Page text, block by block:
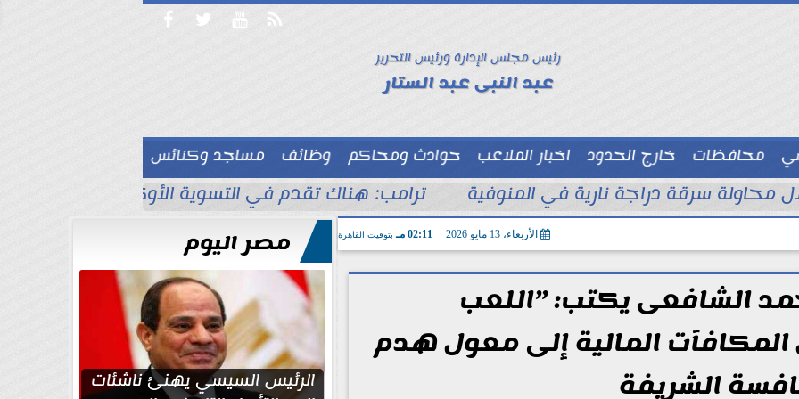
   
رئيس مجلس الإدارة ورئيس التحرير
عبد النبى عبد الستار
محافظات خارج الحدود اخبار الملاعب حوادث ومحاكم وظائف
مساجد وكنائس
توك شو 
ترامب: هناك تقدم في التسوية الأوكرانية
الأربعاء، 13 مايو 2026 02:11 مـ بتوقيت القاهرة
الشافعى يكتب: ”اللعب
المكافآت المالية إلى معول هدم
الشريفة
مصر اليوم
الرئيس السيسي يهنئ ناشئات